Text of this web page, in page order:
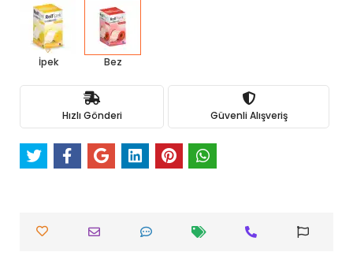
İpek Bez
Hızlı Gönderi Güvenli Alışveriş